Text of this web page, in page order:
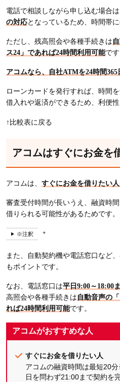
電話で相談しながら申し込む場合は
の対応となっているため、時間帯
ただし、残高照会や各種手続きは
ス24」であれば24時間利用可能です
アコムなら、自社ATMを24時間365
ローンカードを発行すれば、時間
借入れや返済ができるため、利便性
↑比較表に戻る
アコムはすぐにお金を
アコムは、 すぐにお金を借りたい
審査受付時間が長いうえ、融資時
借りられる可能性があるためです。
※注釈
また、自動契約機や電話窓口など
もポイントです。
なお、電話窓口は平日9:00～18:00
高照会や各種手続きは 自動音声の
れば24時間利用可能です。
アコムがおすすめな人
すぐにお金を借りたい人
アコムの融資時間は最短20
日を問わず21:00まで契約を